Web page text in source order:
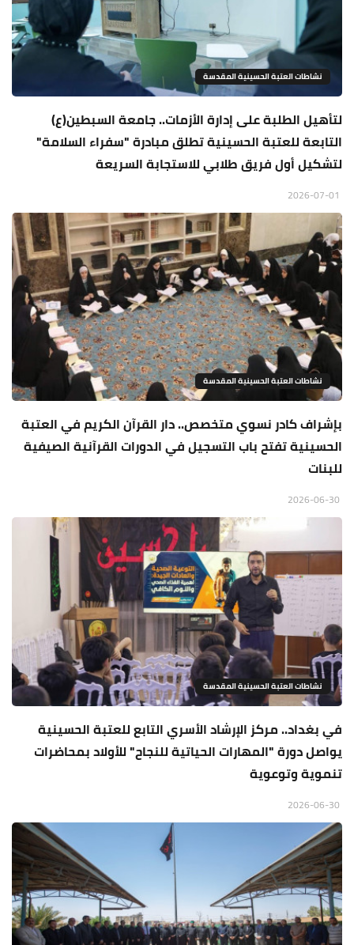
نشاطات العتبة الحسينية المقدسة
لتأهيل الطلبة على إدارة الأزمات.. جامعة السبطين(ع)
التابعة للعتبة الحسينية تطلق مبادرة "سفراء السلامة"
لتشكيل أول فريق طلابي للاستجابة السريعة
نشاطات العتبة الحسينية المقدسة
بإشراف كادر نسوي متخصص.. دار القرآن الكريم في العتبة
الحسينية تفتح باب التسجيل في الدورات القرآنية الصيفية
للبنات
نشاطات العتبة الحسينية المقدسة
في بغداد.. مركز الإرشاد الأسري التابع للعتبة الحسينية
يواصل دورة "المهارات الحياتية للنجاح" للأولاد بمحاضرات
تنموية وتوعوية